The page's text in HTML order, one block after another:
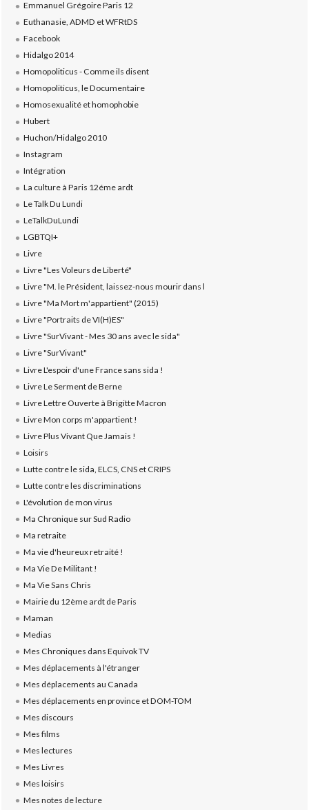
Emmanuel Grégoire Paris 12
Euthanasie, ADMD et WFRtDS
Facebook
Hidalgo 2014
Homopoliticus - Comme ils disent
Homopoliticus, le Documentaire
Homosexualité et homophobie
Hubert
Huchon/Hidalgo 2010
Instagram
Intégration
La culture à Paris 12éme ardt
Le Talk Du Lundi
LeTalkDuLundi
LGBTQI+
Livre
Livre "Les Voleurs de Liberté"
Livre "M. le Président, laissez-nous mourir dans l
Livre "Ma Mort m'appartient" (2015)
Livre "Portraits de VI(H)ES"
Livre "SurVivant - Mes 30 ans avec le sida"
Livre "SurVivant"
Livre L'espoir d'une France sans sida !
Livre Le Serment de Berne
Livre Lettre Ouverte à Brigitte Macron
Livre Mon corps m'appartient !
Livre Plus Vivant Que Jamais !
Loisirs
Lutte contre le sida, ELCS, CNS et CRIPS
Lutte contre les discriminations
L'évolution de mon virus
Ma Chronique sur Sud Radio
Ma retraite
Ma vie d'heureux retraité !
Ma Vie De Militant !
Ma Vie Sans Chris
Mairie du 12ème ardt de Paris
Maman
Medias
Mes Chroniques dans Equivok TV
Mes déplacements à l'étranger
Mes déplacements au Canada
Mes déplacements en province et DOM-TOM
Mes discours
Mes films
Mes lectures
Mes Livres
Mes loisirs
Mes notes de lecture